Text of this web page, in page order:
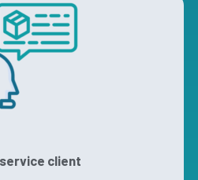
client